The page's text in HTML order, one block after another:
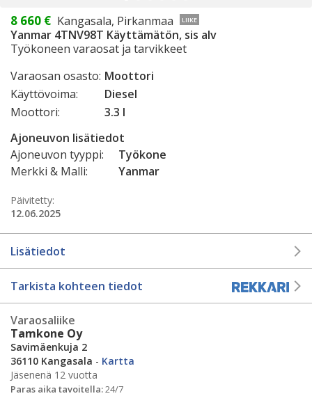
8 660 € Kangasala, Pirkanmaa LIIKE
Yanmar 4TNV98T Käyttämätön, sis alv
Työkoneen varaosat ja tarvikkeet
Varaosan osasto: Moottori
Käyttövoima:
Diesel
Moottori:
3.3 l
Ajoneuvon lisätiedot
Ajoneuvon tyyppi:
Työkone
Merkki & Malli:
Yanmar
Päivitetty:
12.06.2025
Lisätiedot
Tarkista kohteen tiedot
Varaosaliike
Tamkone Oy
Savimäenkuja 2
36110 Kangasala - Kartta
Jäsenenä 12 vuotta
Paras aika tavoitella:24/7